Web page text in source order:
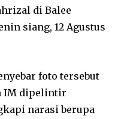
di Balee
siang, 12 Agustus
foto tersebut
IM dipelintir
narasi berupa